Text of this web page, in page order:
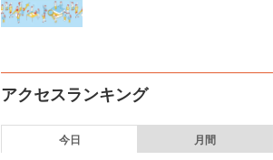
アクセスランキング
今日 月間